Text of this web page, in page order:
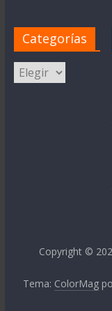
Categorías
Categorías
Copyright ©
Tema: ColorMag